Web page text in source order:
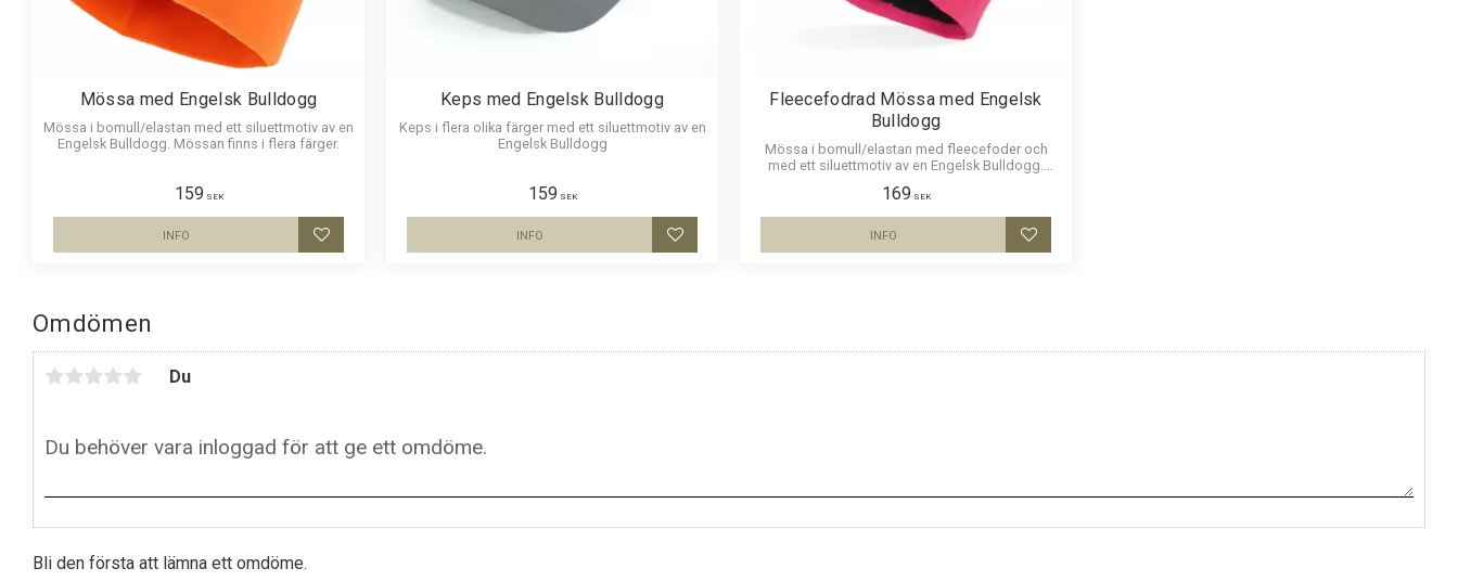
Omdömen
Du
Bli den första att lämna ett omdöme.
Mössa med Engelsk Bulldogg
Mössa i bomull/elastan med ett siluettmotiv av en
Engelsk Bulldogg. Mössan finns i flera färger.
159 SEK
Lägg till i favoriter
INFO
Keps med Engelsk Bulldogg
Keps i flera olika färger med ett siluettmotiv av en
Engelsk Bulldogg
159 SEK
Lägg till i favoriter
INFO
Fleecefodrad Mössa med Engelsk
Bulldogg
Mössa i bomull/elastan med fleecefoder och
med ett siluettmotiv av en Engelsk Bulldogg.
169 SEK
Lägg till i favoriter
INFO